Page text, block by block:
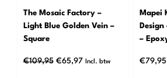
The Mosaic Factory –
Light Blue Golden Vein –
Square
€109,95 Oorspronkelijke
€65,97Huidige
Incl. btw
Mapei
–
€79,95